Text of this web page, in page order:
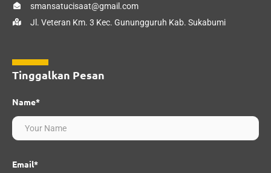
smansatucisaat@gmail.com
Jl. Veteran Km. 3 Kec. Gunungguruh Kab. Sukabumi
Tinggalkan Pesan
Name*
Email*